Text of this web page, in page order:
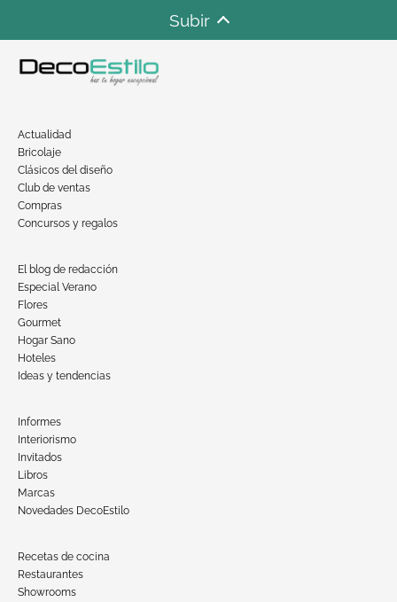
Subir
Actualidad
Bricolaje
Clásicos del diseño
Club de ventas
Compras
Concursos y regalos
El blog de redacción
Especial Verano
Flores
Gourmet
Hogar Sano
Hoteles
Ideas y tendencias
Informes
Interiorismo
Invitados
Libros
Marcas
Novedades DecoEstilo
Recetas de cocina
Restaurantes
Showrooms